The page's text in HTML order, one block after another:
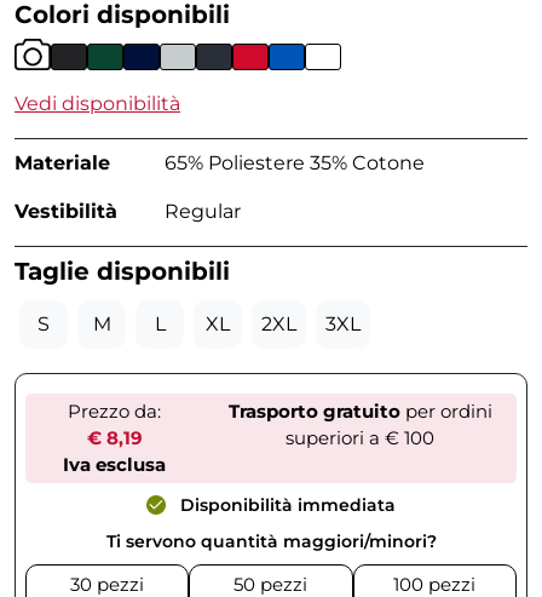
Colori disponibili
Vedi disponibilità
Materiale 65% Poliestere 35% Cotone
Vestibilità Regular
Taglie disponibili
S M L XL 2XL 3XL
Prezzo da:
€ 8,19
Iva esclusa
Trasporto gratuitoper ordini
superiori a € 100
Disponibilità immediata
Ti servono quantità maggiori/minori?
30 pezzi
50 pezzi
100 pezzi